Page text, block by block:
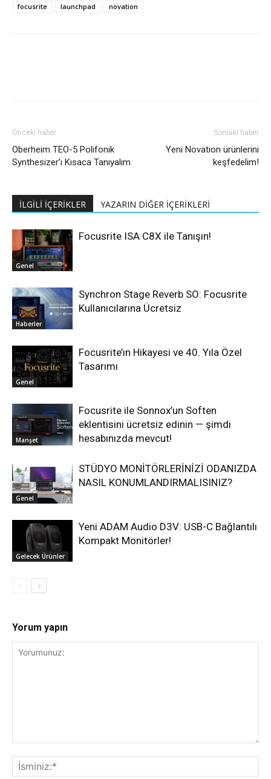
focusrite launchpad novation
Önceki haber
Oberheim TEO-5 Polifonik
Synthesizer’ı Kısaca Tanıyalım
Sonraki haber
Yeni Novation ürünlerini
keşfedelim!
İLGİLİ İÇERİKLER YAZARIN DİĞER İÇERİKLERİ
Genel
Focusrite ISA C8X ile Tanışın!
Haberler
Synchron Stage Reverb SO: Focusrite
Kullanıcılarına Ücretsiz
Genel
Focusrite’ın Hikayesi ve 40. Yıla Özel
Tasarımı
Manşet
Focusrite ile Sonnox’un Soften
eklentisini ücretsiz edinin — şimdi
hesabınızda mevcut!
Genel
STÜDYO MONİTÖRLERİNİZİ ODANIZDA
NASIL KONUMLANDIRMALISINIZ?
Gelecek Ürünler
Yeni ADAM Audio D3V: USB-C Bağlantılı
Kompakt Monitörler!
Yorum yapın